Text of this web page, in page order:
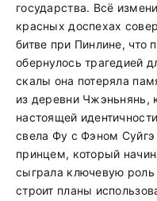
государства. Всё
красных доспехах
битве при Пинлине, что
обернулось трагедией
скалы она потеряла
из деревни Чжэньнянь,
настоящей
свела Фу с Фэном
принцем, который
сыграла ключевую
строит планы